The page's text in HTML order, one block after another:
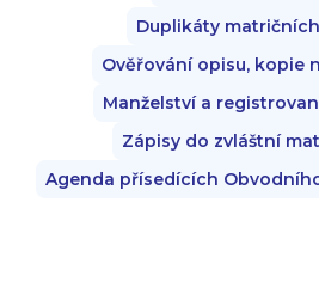
Duplikáty
Ověřování opisu, kopie
Manželství a
Zápisy do zvláštní
Agenda přísedících